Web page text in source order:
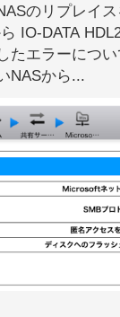
のリプレイ
IO-DATA
たエラーにつ
NASから...